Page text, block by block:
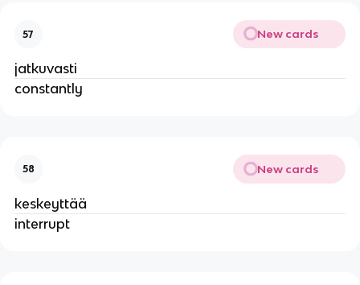
57 New cards
jatkuvasti
constantly
58 New cards
keskeyttää
interrupt